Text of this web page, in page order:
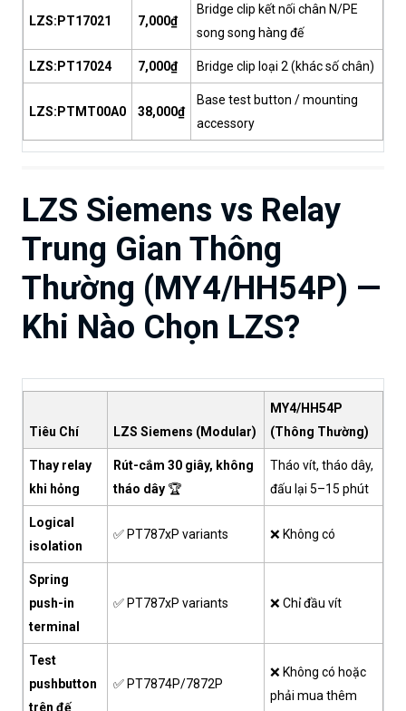
LZS:PT17021 7,000₫
Bridge clip kết nối chân N/PE
song song hàng đế
LZS:PT17024 7,000₫ Bridge clip loại 2 (khác số chân)
LZS:PTMT00A0 38,000₫
Base test button / mounting
accessory
LZS Siemens vs Relay
Trung Gian Thông
Thường (MY4/HH54P) —
Khi Nào Chọn LZS?
Tiêu Chí LZS Siemens (Modular)
MY4/HH54P
(Thông Thường)
Thay relay
khi hỏng
Rút-cắm 30 giây, không
tháo dây🏆
Tháo vít, tháo dây,
đấu lại 5–15 phút
Logical
isolation
✅ PT787xP variants ❌ Không có
Spring
push-in
terminal
✅ PT787xP variants ❌ Chỉ đầu vít
Test
pushbutton
trên đế
✅ PT7874P/7872P
❌ Không có hoặc
phải mua thêm